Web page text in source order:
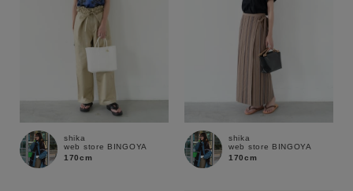
shika
web store BINGOYA
170cm
shika
web store BINGOYA
170cm